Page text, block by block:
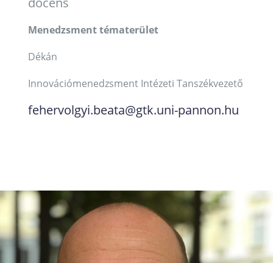
Menedzsment tématerület
Dékán
Innovációmenedzsment Intézeti Tanszékvezető
fehervolgyi.beata@gtk.uni-pannon.hu